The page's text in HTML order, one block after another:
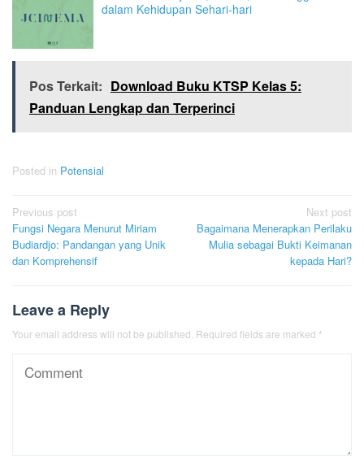
dalam Kehidupan Sehari-hari
Pos Terkait: Download Buku KTSP Kelas 5:
Panduan Lengkap dan Terperinci
Posted in Potensial
Post
navigation
Previous post
Fungsi Negara Menurut Miriam
Budiardjo: Pandangan yang Unik
dan Komprehensif
Next post
Bagaimana Menerapkan Perilaku
Mulia sebagai Bukti Keimanan
kepada Hari?
Leave a Reply
Your email address will not be published. Required fields are marked *